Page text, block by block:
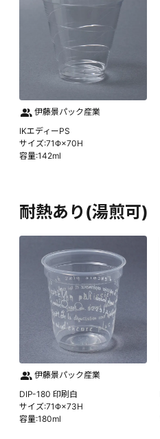
伊藤景パック産業
IKエディーPS
サイズ:71Φ×70H
容量:142ml
耐熱あり(湯煎可)
伊藤景パック産業
DIP-180 印刷白
サイズ:71Φ×73H
容量:180ml